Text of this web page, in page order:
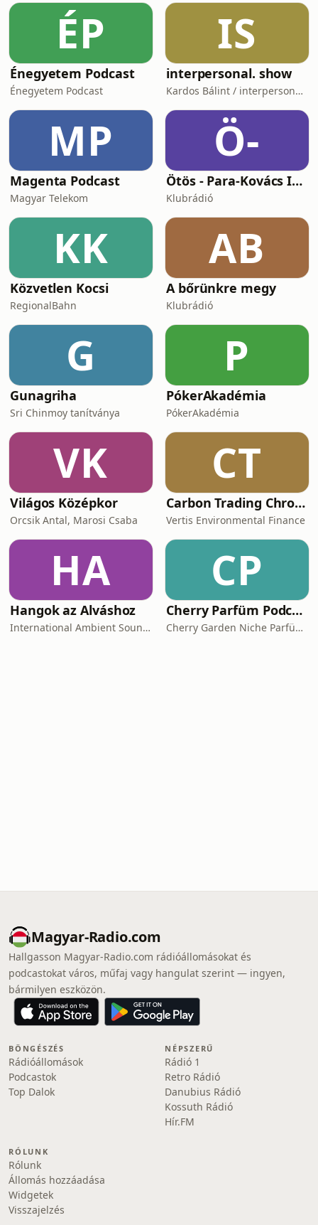
Továbbá beszélgetni fogunk a Duális
képzés előnyeiről és a szakember
utánpótlásról.
ÉP
Énegyetem Podcast
Énegyetem Podcast
IS
interpersonal. show
Kardos Bálint / interpersonal.host
MP
Magenta Podcast
Magyar Telekom
Ö-
Ötös - Para-Kovács Imrével
Klubrádió
KK
Közvetlen Kocsi
RegionalBahn
AB
A bőrünkre megy
Klubrádió
G
Gunagriha
Sri Chinmoy tanítványa
P
PókerAkadémia
PókerAkadémia
VK
Világos Középkor
Orcsik Antal, Marosi Csaba
CT
Carbon Trading Chronicles
Vertis Environmental Finance
HA
Hangok az Alváshoz
International Ambient Sounds
CP
Cherry Parfüm Podcast
Cherry Garden Niche Parfüméria
Magyar-Radio.com
Hallgasson Magyar-Radio.com rádióállomásokat és
podcastokat város, műfaj vagy hangulat szerint — ingyen,
bármilyen eszközön.
BÖNGÉSZÉS
Rádióállomások
Podcastok
Top Dalok
NÉPSZERŰ
Rádió 1
Retro Rádió
Danubius Rádió
Kossuth Rádió
Hír.FM
RÓLUNK
Rólunk
Állomás hozzáadása
Widgetek
Visszajelzés